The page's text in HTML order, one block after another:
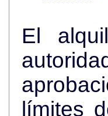
El
límites